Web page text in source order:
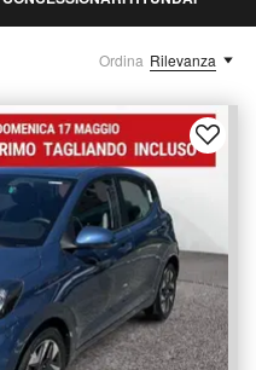
Ordina Rilevanza